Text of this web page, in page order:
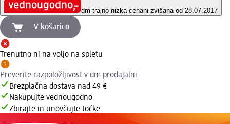
dm trajno nizka cenani zvišana od 28.07.2017
V košarico
Trenutno ni na voljo na spletu
Preverite razpoložljivost v dm prodajalni
Brezplačna dostava nad 49 €
Nakupujte vednougodno
Zbirajte in unovčujte točke